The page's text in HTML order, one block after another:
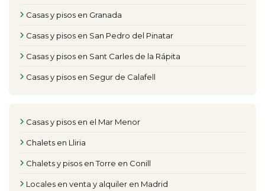
Casas y pisos en Granada
Casas y pisos en San Pedro del Pinatar
Casas y pisos en Sant Carles de la Rápita
Casas y pisos en Segur de Calafell
Casas y pisos en el Mar Menor
Chalets en Lliria
Chalets y pisos en Torre en Conill
Locales en venta y alquiler en Madrid